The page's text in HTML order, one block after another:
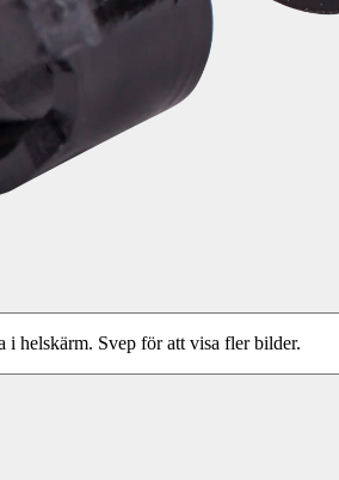
i helskärm. Svep för att visa fler bilder.